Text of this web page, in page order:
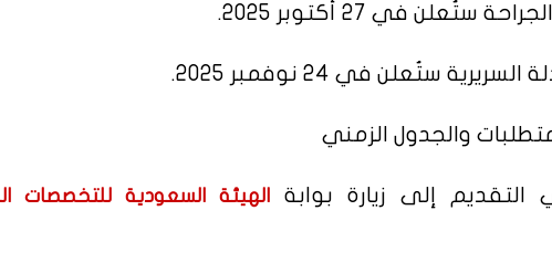
في 27 أكتوبر 2025.
ستُعلن في 24 نوفمبر 2025.
والجدول الزمني
إلى زيارة بوابةالهيئة السعودية للتخصصات